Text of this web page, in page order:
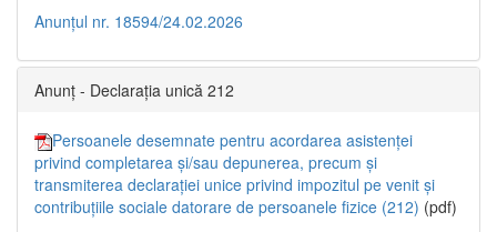
Anunțul nr. 18594/24.02.2026
Anunț - Declarația unică 212
Persoanele desemnate pentru acordarea asistenței
privind completarea și/sau depunerea, precum și
transmiterea declarației unice privind impozitul pe venit și
contribuțiile sociale datorare de persoanele fizice (212) (pdf)